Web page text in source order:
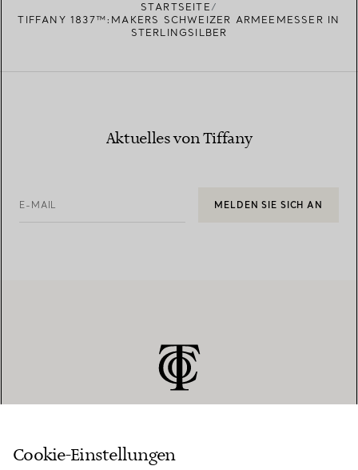
STARTSEITE
TIFFANY 1837™:MAKERS SCHWEIZER ARMEEMESSER IN
STERLINGSILBER
Aktuelles von Tiffany
E-MAIL MELDEN SIE SICH AN
KUNDENSERVICE
Cookie-Einstellungen